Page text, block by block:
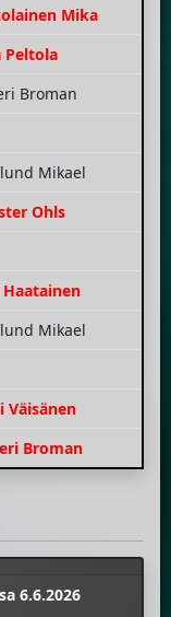
Mika
Peltola
Broman
Mikael
Ohls
Haatainen
Mikael
Väisänen
Broman
6.6.2026